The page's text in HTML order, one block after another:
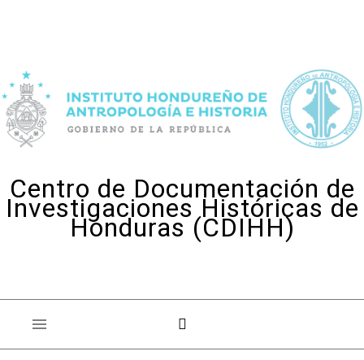
Centro de Documentación de
Investigaciones Históricas de
Honduras (CDIHH)